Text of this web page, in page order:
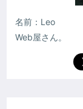
名前：Leo
Web屋さん。